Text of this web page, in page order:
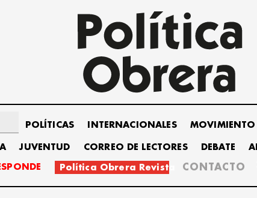
POLÍTICAS INTERNACIONALES MOVIMIENTO
JUVENTUD CORREO DE LECTORES DEBATE
Política Obrera Revista CONTACTO